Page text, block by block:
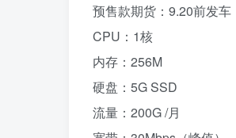
预售款期货：9.20前发车
CPU：1核
内存：256M
硬盘：5G SSD
流量：200G /月